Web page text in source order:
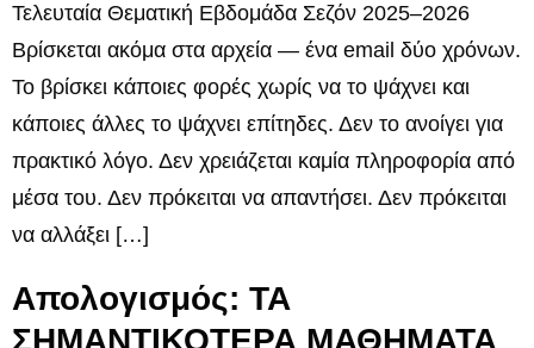
Τελευταία Θεματική Εβδομάδα Σεζόν 2025–2026
Βρίσκεται ακόμα στα αρχεία — ένα email δύο χρόνων.
Το βρίσκει κάποιες φορές χωρίς να το ψάχνει και
κάποιες άλλες το ψάχνει επίτηδες. Δεν το ανοίγει για
πρακτικό λόγο. Δεν χρειάζεται καμία πληροφορία από
μέσα του. Δεν πρόκειται να απαντήσει. Δεν πρόκειται
να αλλάξει […]
Απολογισμός: ΤΑ
ΣΗΜΑΝΤΙΚΟΤΕΡΑ ΜΑΘΗΜΑΤΑ